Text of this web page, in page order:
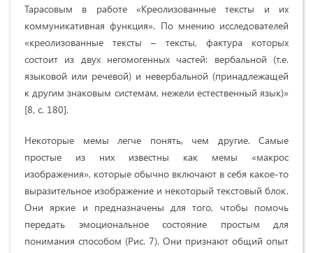
Тарасовым в работе «Креолизованные тексты и их
коммуникативная функция». По мнению исследователей
«креолизованные тексты – тексты, фактура которых
состоит из двух негомогенных частей: вербальной (т.е.
языковой или речевой) и невербальной (принадлежащей
к другим знаковым системам, нежели естественный язык)»
[8, с. 180].
Некоторые мемы легче понять, чем другие. Самые
простые из них известны как мемы «макрос
изображения», которые обычно включают в себя какое-то
выразительное изображение и некоторый текстовый блок.
Они яркие и предназначены для того, чтобы помочь
передать эмоциональное состояние простым для
понимания способом (Рис. 7). Они признают общий опыт